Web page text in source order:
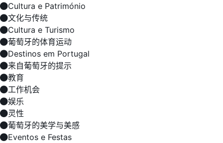
Cultura e Património
文化与传统
Cultura e Turismo
葡萄牙的体育运动
Destinos em Portugal
来自葡萄牙的提示
教育
工作机会
娱乐
灵性
葡萄牙的美学与美感
Eventos e Festas